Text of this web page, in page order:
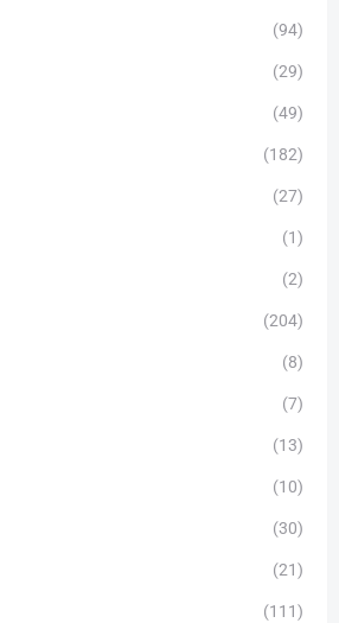
(94)
(29)
(49)
(182)
(27)
(1)
(2)
(204)
(8)
(7)
(13)
(10)
(30)
(21)
(111)